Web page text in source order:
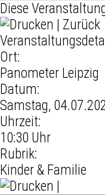
Diese
Zurück
Ort:
Panometer Leipzig
Datum:
Samstag,
Uhrzeit:
10:30 Uhr
Rubrik:
Kinder & Familie